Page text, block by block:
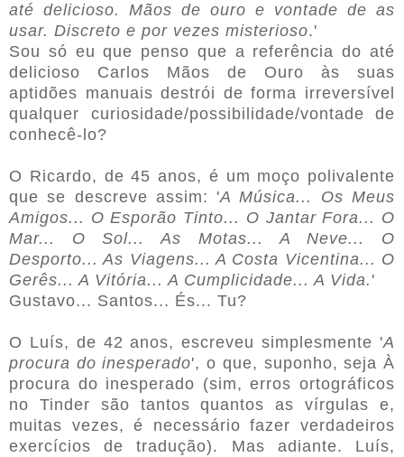
até delicioso. Mãos de ouro e vontade de as
usar. Discreto e por vezes misterioso.'
Sou só eu que penso que a referência do até
delicioso Carlos Mãos de Ouro às suas
aptidões manuais destrói de forma irreversível
qualquer curiosidade/possibilidade/vontade de
conhecê-lo?
O Ricardo, de 45 anos, é um moço polivalente
que se descreve assim: 'A Música... Os Meus
Amigos... O Esporão Tinto... O Jantar Fora... O
Mar... O Sol... As Motas... A Neve... O
Desporto... As Viagens... A Costa Vicentina... O
Gerês... A Vitória... A Cumplicidade... A Vida. '
Gustavo... Santos... És... Tu?
O Luís, de 42 anos, escreveu simplesmente 'A
procura do inesperado', o que, suponho, seja À
procura do inesperado (sim, erros ortográficos
no Tinder são tantos quantos as vírgulas e,
muitas vezes, é necessário fazer verdadeiros
exercícios de tradução). Mas adiante. Luís,